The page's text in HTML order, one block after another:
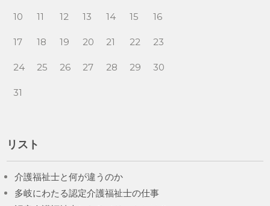
10 11 12 13 14 15 16
17 18 19 20 21 22 23
24 25 26 27 28 29 30
31
リスト
介護福祉士と何が違うのか
多岐にわたる認定介護福祉士の仕事